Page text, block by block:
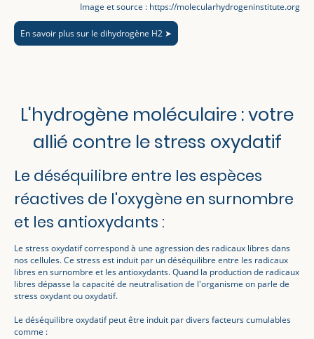
Image et source : https://molecularhydrogeninstitute.org
En savoir plus sur le dihydrogène H2 ➤
L'hydrogène moléculaire : votre
allié contre le stress oxydatif
Le déséquilibre entre les espèces
réactives de l'oxygène en surnombre
et les antioxydants :
Le stress oxydatif correspond à une agression des radicaux libres dans
nos cellules. Ce stress est induit par un déséquilibre entre les radicaux
libres en surnombre et les antioxydants. Quand la production de radicaux
libres dépasse la capacité de neutralisation de l'organisme on parle de
stress oxydant ou oxydatif.
Le déséquilibre oxydatif peut être induit par divers facteurs cumulables
comme :